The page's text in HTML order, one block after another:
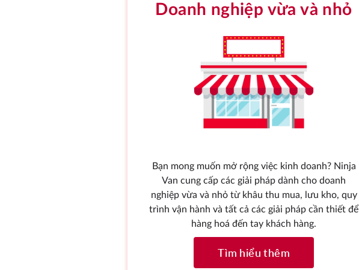
Doanh nghiệp vừa và nhỏ
Bạn mong muốn mở rộng việc kinh doanh? Ninja
Van cung cấp các giải pháp dành cho doanh
nghiệp vừa và nhỏ từ khâu thu mua, lưu kho, quy
trình vận hành và tất cả các giải pháp cần thiết để
hàng hoá đến tay khách hàng.
Tìm hiểu thêm